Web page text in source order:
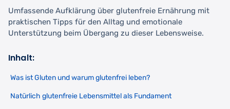
Umfassende Aufklärung über glutenfreie Ernährung mit
praktischen Tipps für den Alltag und emotionale
Unterstützung beim Übergang zu dieser Lebensweise.
Inhalt:
Was ist Gluten und warum glutenfrei leben?
Natürlich glutenfreie Lebensmittel als Fundament